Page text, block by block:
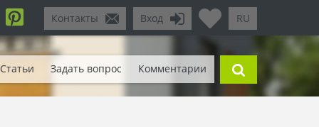
RU
Вход
Контакты
Статьи Задать вопрос Комментарии